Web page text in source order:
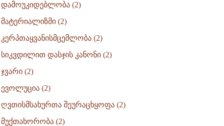
დამოუკიდებლობა (2)
მატერიალიზმი (2)
კერპთაყვანისმცემლობა (2)
სიკვდილით დასჯის კანონი (2)
ჯვარი (2)
ევოლუცია (2)
ღვთისმსახურთა შეურაცხყოფა (2)
მუქთახორობა (2)